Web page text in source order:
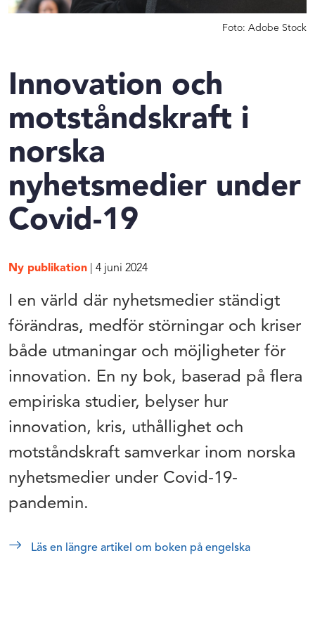
Foto: Adobe Stock
Innovation och
motståndskraft i
norska
nyhetsmedier under
Covid-19
Ny publikation | 4 juni 2024
I en värld där nyhetsmedier ständigt
förändras, medför störningar och kriser
både utmaningar och möjligheter för
innovation. En ny bok, baserad på flera
empiriska studier, belyser hur
innovation, kris, uthållighet och
motståndskraft samverkar inom norska
nyhetsmedier under Covid-19-
pandemin.
Läs en längre artikel om boken på engelska